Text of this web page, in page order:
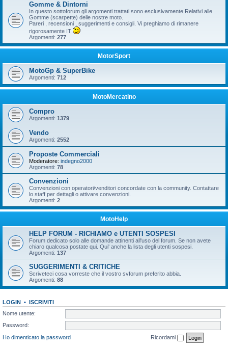
Gomme & Dintorni
In questo sottoforum gli argomenti trattati sono esclusivamente Relativi alle
Gomme (scarpette) delle nostre moto.
Pareri , recensioni , suggerimenti e consigli. Vi preghiamo di rimanere
rigorosamente IT
Argomenti: 277
MotorSport
MotoGp & SuperBike
Argomenti: 712
MotoMercatino
Compro
Argomenti: 1379
Vendo
Argomenti: 2552
Proposte Commerciali
Moderatore: indegno2000
Argomenti: 78
Convenzioni
Convenzioni con operatori/venditori concordate con la community. Contattare
lo staff per dettagli o attivare convenzioni.
Argomenti: 2
MotoHelp
HELP FORUM - RICHIAMO e UTENTI SOSPESI
Forum dedicato solo alle domande attinenti all'uso del forum. Se non avete
chiaro qualcosa postate qui. Qui' anche la lista degli utenti sospesi.
Argomenti: 137
SUGGERIMENTI & CRITICHE
Scriveteci cosa vorreste che il vostro svforum preferito abbia.
Argomenti: 88
LOGIN •
ISCRIVITI
Nome utente:
Password:
Ho dimenticato la password
Ricordami